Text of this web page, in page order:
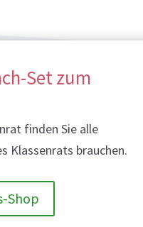
Set zum
finden Sie alle
Klassenrats brauchen.
Shop